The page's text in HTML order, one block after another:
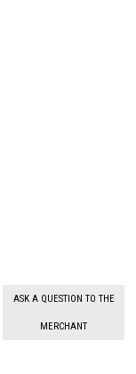
ASK A QUESTION TO THE
MERCHANT